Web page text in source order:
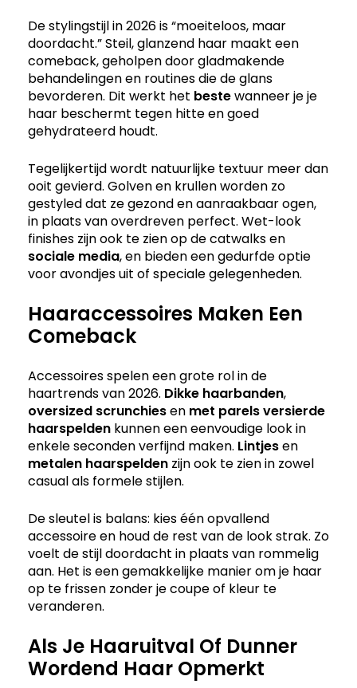
De stylingstijl in 2026 is “moeiteloos, maar
doordacht.” Steil, glanzend haar maakt een
comeback, geholpen door gladmakende
behandelingen en routines die de glans
bevorderen. Dit werkt het bestewanneer je je
haar beschermt tegen hitte en goed
gehydrateerd houdt.
Tegelijkertijd wordt natuurlijke textuur meer dan
ooit gevierd. Golven en krullen worden zo
gestyled dat ze gezond en aanraakbaar ogen,
in plaats van overdreven perfect. Wet-look
finishes zijn ook te zien op de catwalks en
sociale media, en bieden een gedurfde optie
voor avondjes uit of speciale gelegenheden.
Haaraccessoires Maken Een
Comeback
Accessoires spelen een grote rol in de
haartrends van 2026. Dikke haarbanden,
oversized scrunchiesen met parels versierde
haarspelden kunnen een eenvoudige look in
enkele seconden verfijnd maken. Lintjesen
metalen haarspelden zijn ook te zien in zowel
casual als formele stijlen.
De sleutel is balans: kies één opvallend
accessoire en houd de rest van de look strak. Zo
voelt de stijl doordacht in plaats van rommelig
aan. Het is een gemakkelijke manier om je haar
op te frissen zonder je coupe of kleur te
veranderen.
Als Je Haaruitval Of Dunner
Wordend Haar Opmerkt